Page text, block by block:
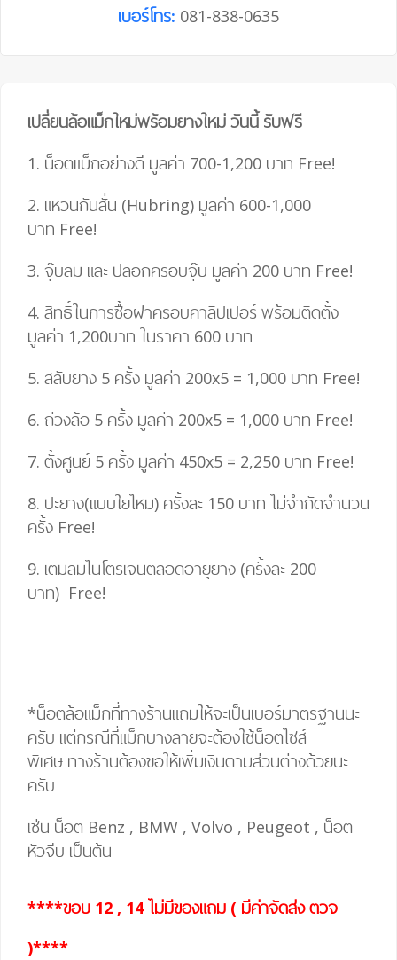
เบอร์โทร: 081-838-0635
เปลี่ยนล้อแม็กใหม่พร้อมยางใหม่ วันนี้ รับฟรี
1. น็อตแม็กอย่างดี มูลค่า 700-1,200 บาท Free!
2. แหวนกันสั่น (Hubring) มูลค่า 600-1,000
บาท Free!
3. จุ๊บลม และ ปลอกครอบจุ๊บ มูลค่า 200 บาท Free!
4. สิทธิ์ในการซื้อฝาครอบคาลิปเปอร์ พร้อมติดตั้ง
มูลค่า 1,200บาท ในราคา 600 บาท
5. สลับยาง 5 ครั้ง มูลค่า 200x5 = 1,000 บาท Free!
6. ถ่วงล้อ 5 ครั้ง มูลค่า 200x5 = 1,000 บาท Free!
7. ตั้งศูนย์ 5 ครั้ง มูลค่า 450x5 = 2,250 บาท Free!
8. ปะยาง(แบบใยไหม) ครั้งละ 150 บาท ไม่จำกัดจำนวน
ครั้ง Free!
9. เติมลมไนโตรเจนตลอดอายุยาง (ครั้งละ 200
บาท) Free!
*น็อตล้อแม็กที่ทางร้านแถมให้จะเป็นเบอร์มาตรฐานนะ
ครับ แต่กรณีที่แม็กบางลายจะต้องใช้น็อตไซส์
พิเศษ ทางร้านต้องขอให้เพิ่มเงินตามส่วนต่างด้วยนะ
ครับ
เช่น น็อต Benz , BMW , Volvo , Peugeot , น็อต
หัวจีบ เป็นต้น
****ขอบ 12 , 14 ไม่มีของแถม ( มีค่าจัดส่ง ตวจ
)****